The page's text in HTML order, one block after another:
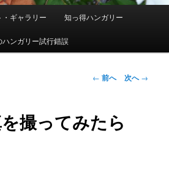
・ギャラリー 知っ得ハンガリー
ハンガリー試行錯誤
投
ビ
ゲ
← 前へ 次へ→
撮ってみたら